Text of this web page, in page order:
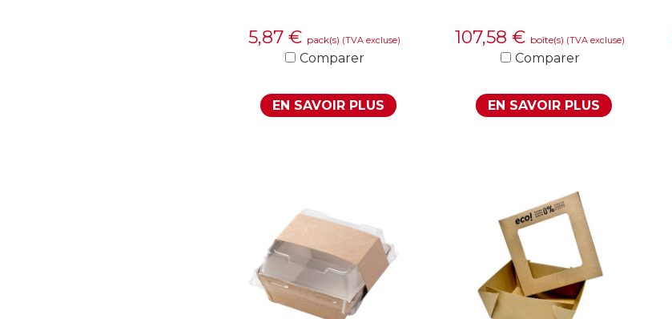
5,87 € pack(s) (TVA excluse)
Comparer
EN SAVOIR PLUS
107,58 € boîte(s) (TVA excluse)
Comparer
EN SAVOIR PLUS